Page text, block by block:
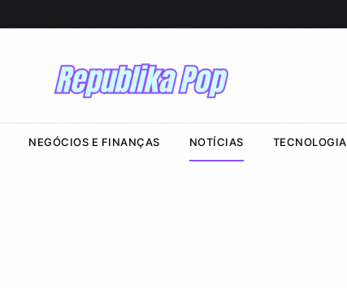
NEGÓCIOS E FINANÇAS NOTÍCIAS TECNOLOGIA